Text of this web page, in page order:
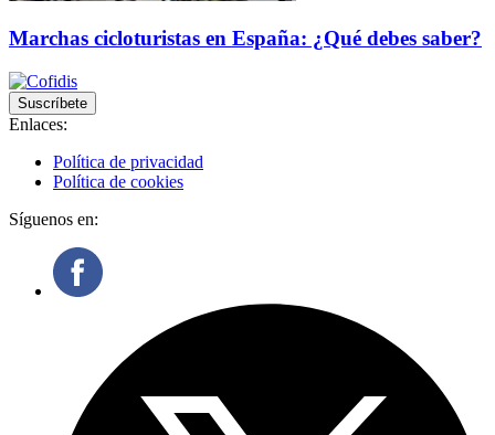
Marchas cicloturistas en España: ¿Qué debes saber?
Suscríbete
Enlaces:
Política de privacidad
Política de cookies
Síguenos en: